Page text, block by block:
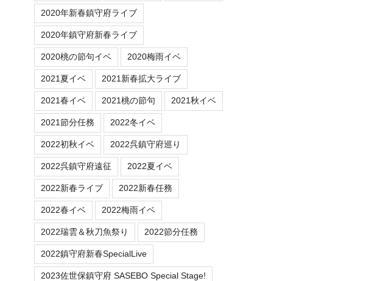
2020年新春鎮守府ライブ
2020年鎮守府新春ライブ
2020桃の節句イベ 2020梅雨イベ
2021夏イベ 2021新春拡大ライブ
2021春イベ 2021桃の節句 2021秋イベ
2021節分任務 2022冬イベ
2022初秋イベ 2022呉鎮守府巡り
2022呉鎮守府遠征 2022夏イベ
2022新春ライブ 2022新春任務
2022春イベ 2022梅雨イベ
2022瑞雲＆秋刀魚祭り 2022節分任務
2022鎮守府新春SpecialLive
2023佐世保鎮守府 SASEBO Special Stage!